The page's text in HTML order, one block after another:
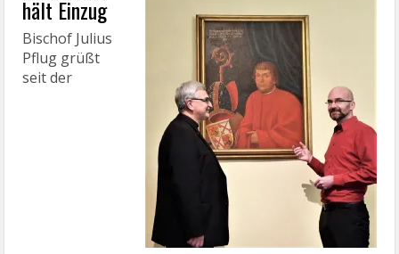
hält Einzug
Bischof Julius
Pflug grüßt
seit der